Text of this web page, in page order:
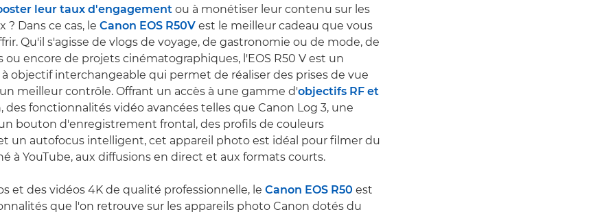
leur taux d'engagement ou à monétiser leur contenu sur les
? Dans ce cas, le Canon EOS R50V est le meilleur cadeau que vous
Qu'il s'agisse de vlogs de voyage, de gastronomie ou de mode, de
encore de projets cinématographiques, l'EOS R50 V est un
objectif interchangeable qui permet de réaliser des prises de vue
meilleur contrôle. Offrant un accès à une gamme d'objectifs RF et
des fonctionnalités vidéo avancées telles que Canon Log 3, une
bouton d'enregistrement frontal, des profils de couleurs
un autofocus intelligent, cet appareil photo est idéal pour filmer du
à YouTube, aux diffusions en direct et aux formats courts.
et des vidéos 4K de qualité professionnelle, le Canon EOS R50 est
que l'on retrouve sur les appareils photo Canon dotés du